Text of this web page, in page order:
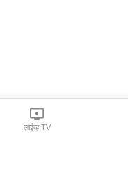
लाईव्ह TV